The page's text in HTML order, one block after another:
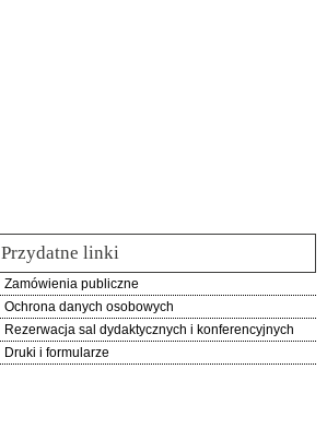
Przydatne linki
Zamówienia publiczne
Ochrona danych osobowych
Rezerwacja sal dydaktycznych i konferencyjnych
Druki i formularze